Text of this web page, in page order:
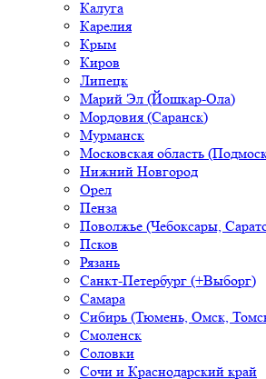
Калуга
Карелия
Крым
Киров
Липецк
Марий Эл (Йошкар-Ола)
Мордовия (Саранск)
Мурманск
Московская область
Нижний Новгород
Орел
Пенза
Поволжье (Чебоксары,
Псков
Рязань
Санкт-Петербург (+Выборг)
Самара
Сибирь (Тюмень, Омск,
Смоленск
Соловки
Сочи и Краснодарский край